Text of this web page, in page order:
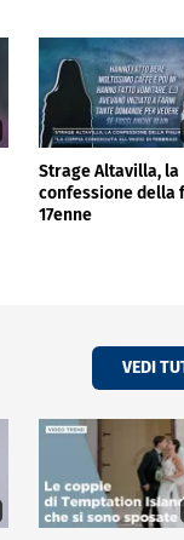
Strage Altavilla, la
confessione della
17enne
VEDI